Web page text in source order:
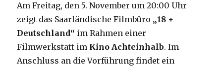
Am Freitag, den 5. November um 20:00 Uhr
zeigt das Saarländische Filmbüro „18 +
Deutschland“ im Rahmen einer
Filmwerkstatt im Kino Achteinhalb. Im
Anschluss an die Vorführung findet ein